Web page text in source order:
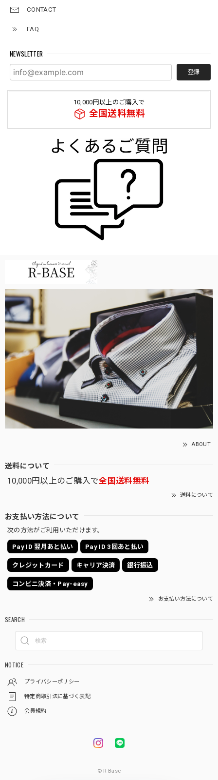
CONTACT
FAQ
NEWSLETTER
登録
10,000円以上のご購入で
全国送料無料
ABOUT
送料について
10,000円以上のご購入で全国送料無料
送料について
お支払い方法について
次の方法がご利用いただけます。
Pay ID 翌月あと払い Pay ID 3回あと払い
クレジットカード キャリア決済 銀行振込
コンビニ決済・Pay-easy
お支払い方法について
SEARCH
NOTICE
プライバシーポリシー
特定商取引法に基づく表記
会員規約
© R-Base